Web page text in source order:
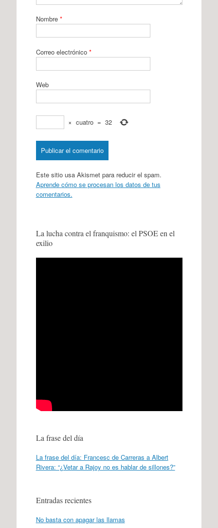
Nombre *
Correo electrónico *
Web
× cuatro = 32
Este sitio usa Akismet para reducir el spam.
Aprende cómo se procesan los datos de tus
comentarios.
La lucha contra el franquismo: el PSOE en el
exilio
La frase del día
La frase del día: Francesc de Carreras a Albert
Rivera: “¿Vetar a Rajoy no es hablar de sillones?”
Entradas recientes
No basta con apagar las llamas